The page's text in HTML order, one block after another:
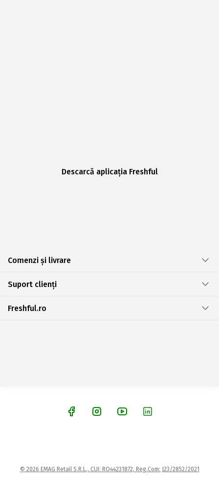
Descarcă aplicația Freshful
Comenzi și livrare
Suport clienți
Freshful.ro
© 2026 EMAG Retail S.R.L., CUI: RO44231872, Reg.Com: J23/2852/2021